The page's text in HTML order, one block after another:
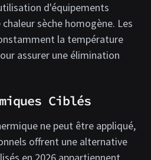
d'équipements
sèche homogène. Les
la température
assurer une élimination
Ciblés
ne peut être appliqué,
offrent une alternative